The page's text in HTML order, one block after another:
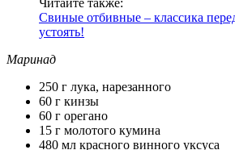
Читайте также:
Свиные отбивные – классика
устоять!
Маринад
250 г лука, нарезанного
60 г кинзы
60 г орегано
15 г молотого кумина
480 мл красного винного уксуса